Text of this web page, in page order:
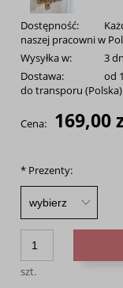
Dostępność:
naszej pracowni w
Wysyłka w:
3
Dostawa:
od
do transporu (Polska)
Cena: 169,00
* Prezenty:
szt.